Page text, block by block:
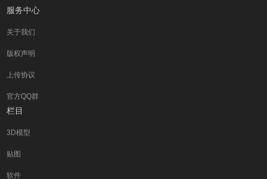
服务中心
关于我们
版权声明
上传协议
官方QQ群
栏目
3D模型
贴图
软件